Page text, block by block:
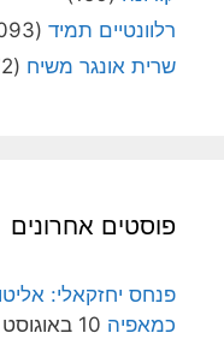
רלוונטיים תמיד (4,093)
שרית אונגר משיח (72)
פוסטים אחרונים
פנחס יחזקאלי:
כמאפיה 10 באוגוסט 2026